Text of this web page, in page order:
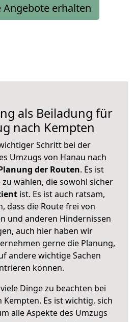
Angebote erhalten
als Beiladung für
nach Kempten
Schritt bei der
Umzugs von Hanau nach
der Routen. Es ist
wählen, die sowohl sicher
ist. Es ist auch ratsam,
dass die Route frei von
und anderen Hindernissen
auch hier haben wir
gerne die Planung,
andere wichtige Sachen
können.
Dinge zu beachten bei
Es ist wichtig, sich
alle Aspekte des Umzugs